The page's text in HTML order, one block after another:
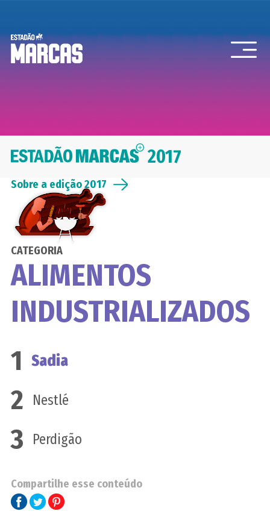
2017
Sobre a edição 2017
CATEGORIA
ALIMENTOS
INDUSTRIALIZADOS
1 Sadia
2 Nestlé
3 Perdigão
Compartilhe esse conteúdo